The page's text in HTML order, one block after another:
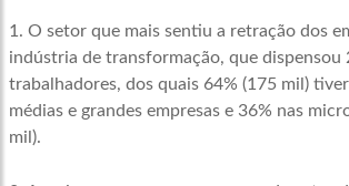
1. O setor que mais sentiu a retração dos
indústria de transformação, que dispensou
trabalhadores, dos quais 64% (175 mil)
médias e grandes empresas e 36% nas
mil).